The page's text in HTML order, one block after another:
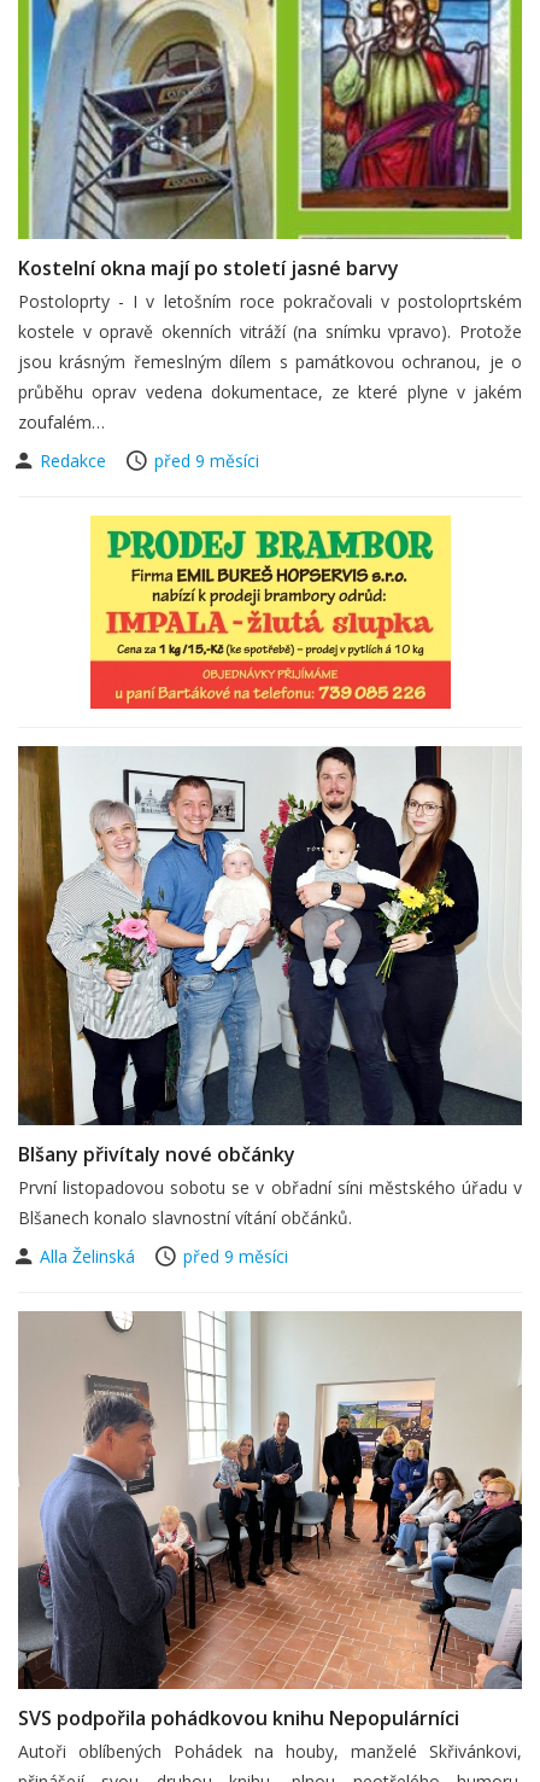
Kostelní okna mají po století jasné barvy
Postoloprty - I v letošním roce pokračovali v postoloprtském
kostele v opravě okenních vitráží (na snímku vpravo). Protože
jsou krásným řemeslným dílem s památkovou ochranou, je o
průběhu oprav vedena dokumentace, ze které plyne v jakém
zoufalém…
Redakce
před 9 měsíci
Blšany přivítaly nové občánky
První listopadovou sobotu se v obřadní síni městského úřadu v
Blšanech konalo slavnostní vítání občánků.
Alla Želinská
před 9 měsíci
SVS podpořila pohádkovou knihu Nepopulárníci
Autoři oblíbených Pohádek na houby, manželé Skřivánkovi,